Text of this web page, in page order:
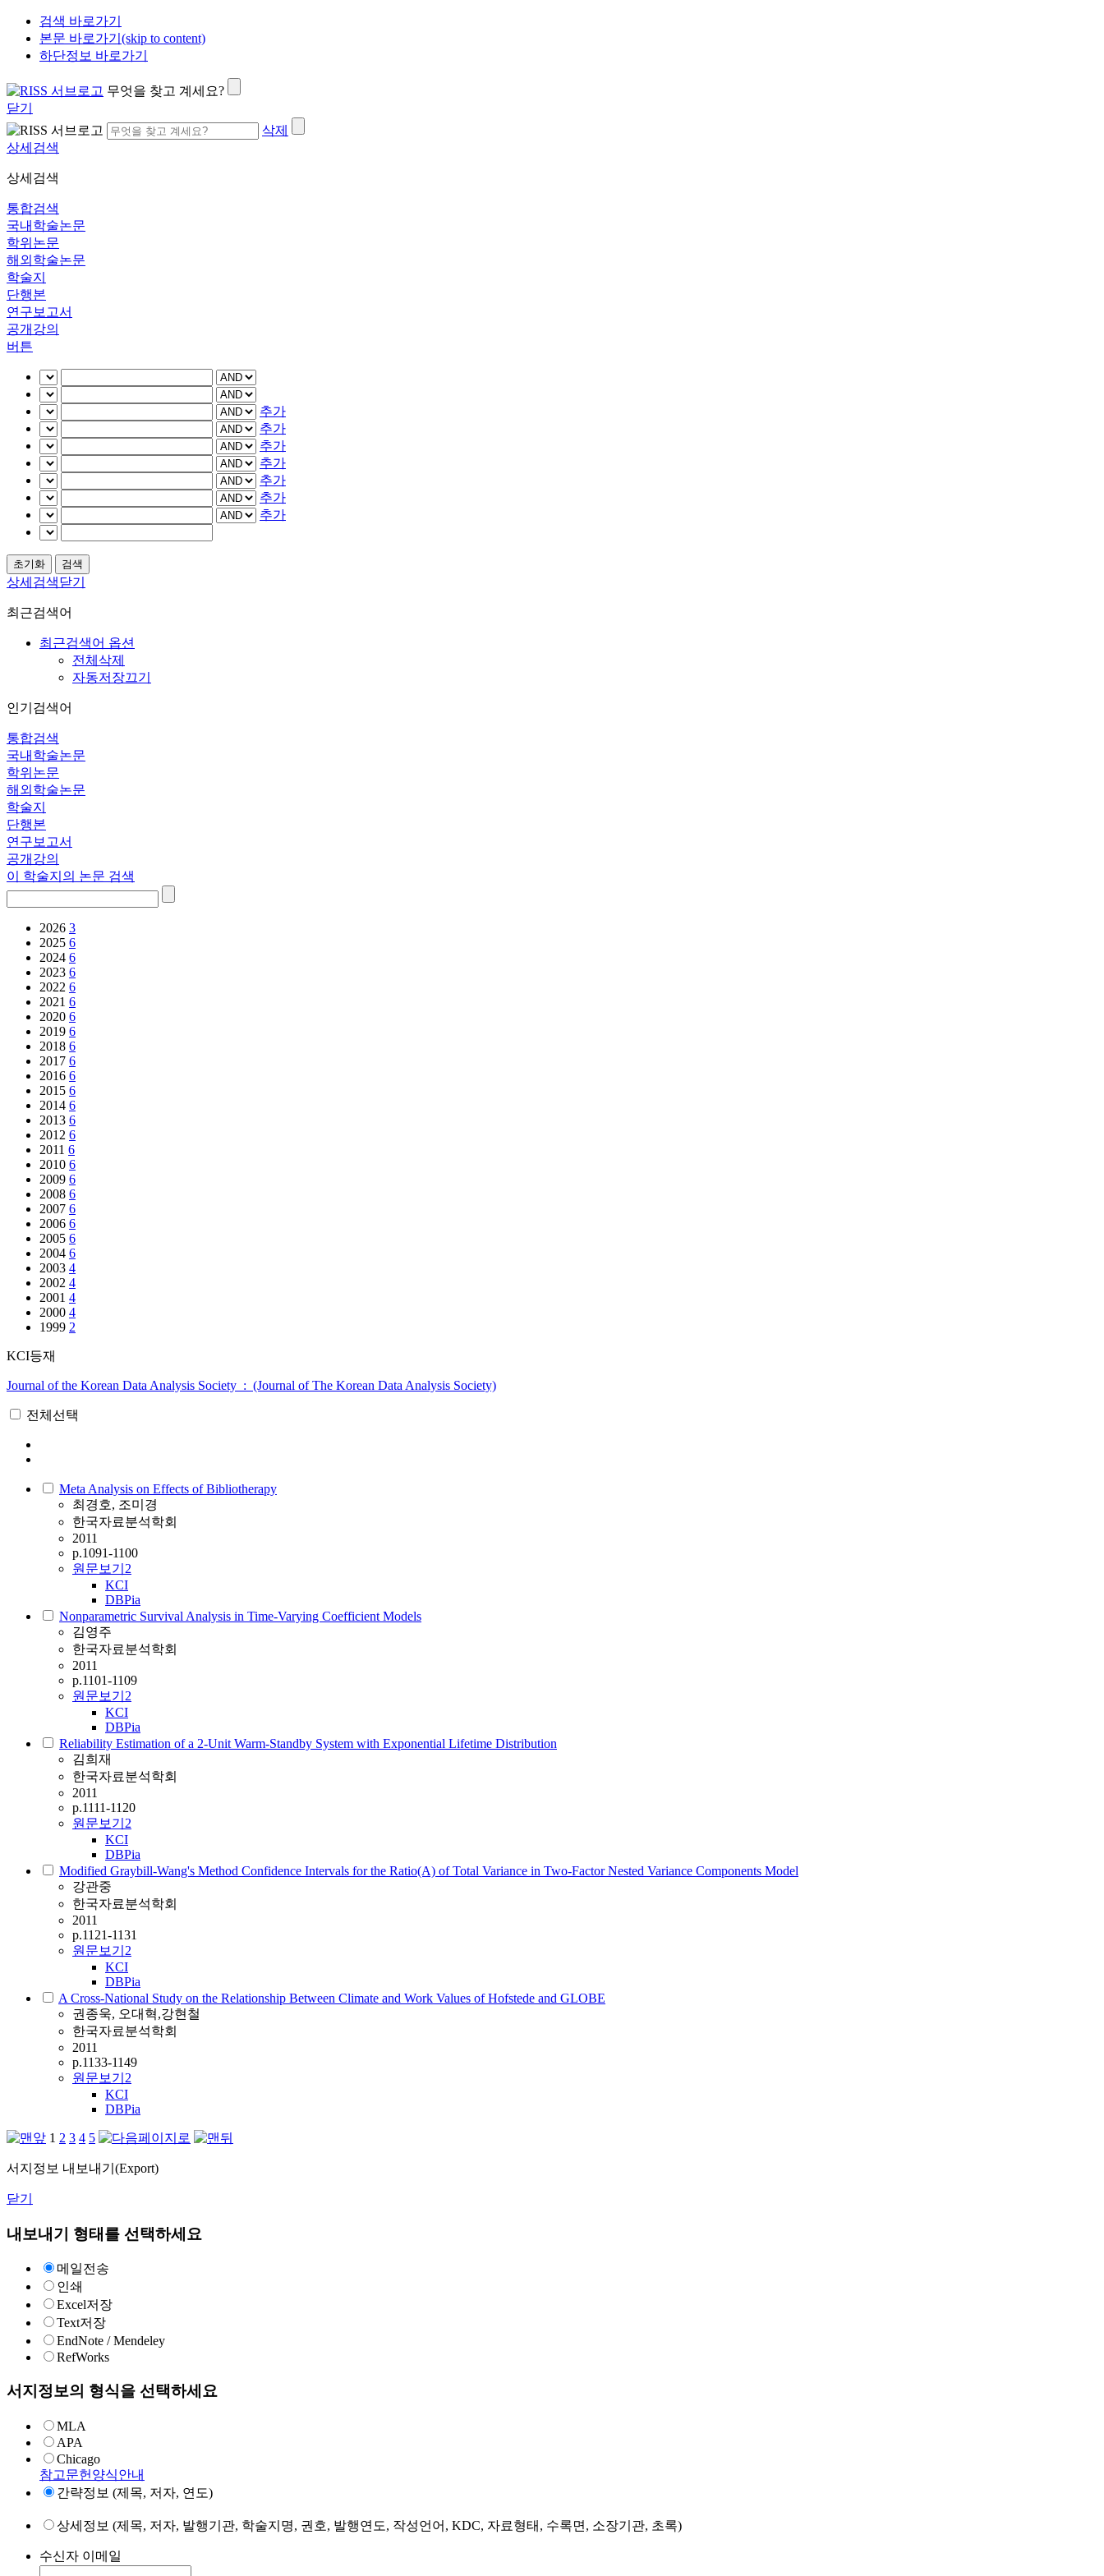
검색 바로가기
본문 바로가기(skip to content)
하단정보 바로가기
무엇을 찾고 계세요?
닫기
삭제
상세검색
상세검색
통합검색
국내학술논문
학위논문
해외학술논문
학술지
단행본
연구보고서
공개강의
버튼
추가
추가
추가
추가
추가
추가
추가
상세검색닫기
최근검색어
최근검색어 옵션
전체삭제
자동저장끄기
인기검색어
통합검색
국내학술논문
학위논문
해외학술논문
학술지
단행본
연구보고서
공개강의
이 학술지의 논문 검색
2026 3
2025 6
2024 6
2023 6
2022 6
2021 6
2020 6
2019 6
2018 6
2017 6
2016 6
2015 6
2014 6
2013 6
2012 6
2011 6
2010 6
2009 6
2008 6
2007 6
2006 6
2005 6
2004 6
2003 4
2002 4
2001 4
2000 4
1999 2
KCI등재
Journal of the Korean Data Analysis Society : (Journal of The Korean Data Analysis Society)
전체선택
Meta Analysis on Effects of Bibliotherapy
최경호, 조미경
한국자료분석학회
2011
p.1091-1100
원문보기 2
KCI
DBPia
Nonparametric Survival Analysis in Time-Varying Coefficient Models
김영주
한국자료분석학회
2011
p.1101-1109
원문보기 2
KCI
DBPia
Reliability Estimation of a 2-Unit Warm-Standby System with Exponential Lifetime Distribution
김희재
한국자료분석학회
2011
p.1111-1120
원문보기 2
KCI
DBPia
Modified Graybill-Wang's Method Confidence Intervals for the Ratio(A) of Total Variance in Two-Factor Nested Variance Components Model
강관중
한국자료분석학회
2011
p.1121-1131
원문보기 2
KCI
DBPia
A Cross-National Study on the Relationship Between Climate and Work Values of Hofstede and GLOBE
권종욱, 오대혁,강현철
한국자료분석학회
2011
p.1133-1149
원문보기 2
KCI
DBPia
1 2 3 4 5
서지정보 내보내기(Export)
닫기
내보내기 형태를 선택하세요
메일전송
인쇄
Excel저장
Text저장
EndNote / Mendeley
RefWorks
서지정보의 형식을 선택하세요
MLA
APA
Chicago
참고문헌양식안내
간략정보 (제목, 저자, 연도)
상세정보 (제목, 저자, 발행기관, 학술지명, 권호, 발행연도, 작성언어, KDC, 자료형태, 수록면, 소장기관, 초록)
수신자 이메일